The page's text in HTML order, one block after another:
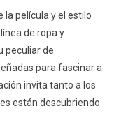
la película y el estilo
de ropa y
peculiar de
para fascinar a
invita tanto a los
están descubriendo